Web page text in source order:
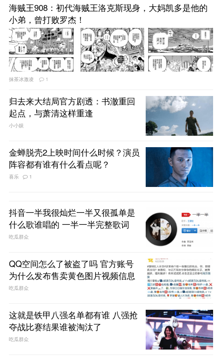
海贼王908：初代海贼王洛克斯现身，大妈凯多是他的
小弟，曾打败罗杰！
抹茶冰激凌 1
归去来大结局官方剧透：书澈重回
起点，与萧清这样重逢
小小娱
金蝉脱壳2上映时间什么时候？演员
阵容都有谁有什么看点呢？
喜乐 1
抖音一半我很灿烂一半又很孤单是
什么歌谁唱的 一半一半完整歌词
吃瓜群众
QQ空间怎么了被盗了吗 官方账号
为什么发布售卖黄色图片视频信息
吃瓜群众
这就是铁甲八强名单都有谁 八强抢
夺战比赛结果谁被淘汰了
吃瓜群众